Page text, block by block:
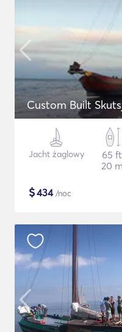
Custom Built
Jacht żaglowy
65 ft
20 m
$434/noc